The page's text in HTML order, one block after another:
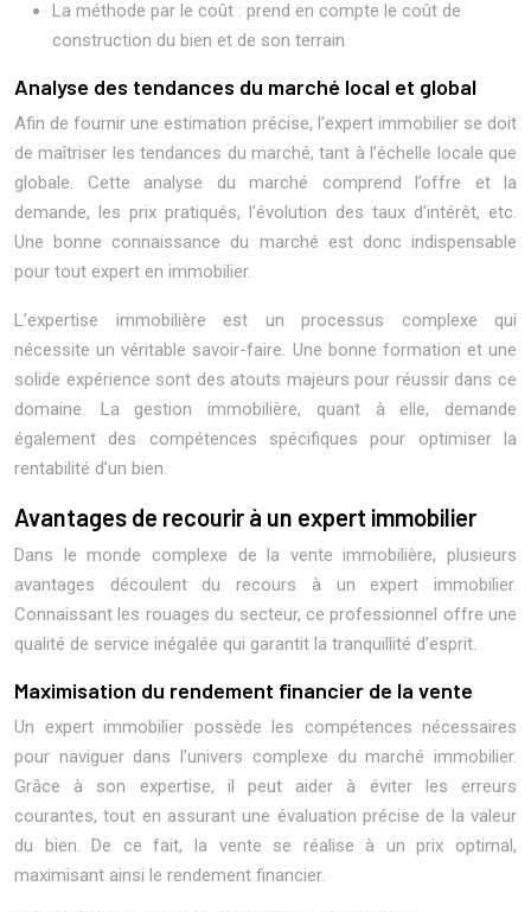
La méthode par le coût : prend en compte le coût de
construction du bien et de son terrain
Analyse des tendances du marché local et global
Afin de fournir une estimation précise, l’expert immobilier se doit
de maîtriser les tendances du marché, tant à l’échelle locale que
globale. Cette analyse du marché comprend l’offre et la
demande, les prix pratiqués, l’évolution des taux d’intérêt, etc.
Une bonne connaissance du marché est donc indispensable
pour tout expert en immobilier.
L’expertise immobilière est un processus complexe qui
nécessite un véritable savoir-faire. Une bonne formation et une
solide expérience sont des atouts majeurs pour réussir dans ce
domaine. La gestion immobilière, quant à elle, demande
également des compétences spécifiques pour optimiser la
rentabilité d’un bien.
Avantages de recourir à un expert immobilier
Dans le monde complexe de la vente immobilière, plusieurs
avantages découlent du recours à un expert immobilier.
Connaissant les rouages du secteur, ce professionnel offre une
qualité de service inégalée qui garantit la tranquillité d’esprit.
Maximisation du rendement financier de la vente
Un expert immobilier possède les compétences nécessaires
pour naviguer dans l’univers complexe du marché immobilier.
Grâce à son expertise, il peut aider à éviter les erreurs
courantes, tout en assurant une évaluation précise de la valeur
du bien. De ce fait, la vente se réalise à un prix optimal,
maximisant ainsi le rendement financier.